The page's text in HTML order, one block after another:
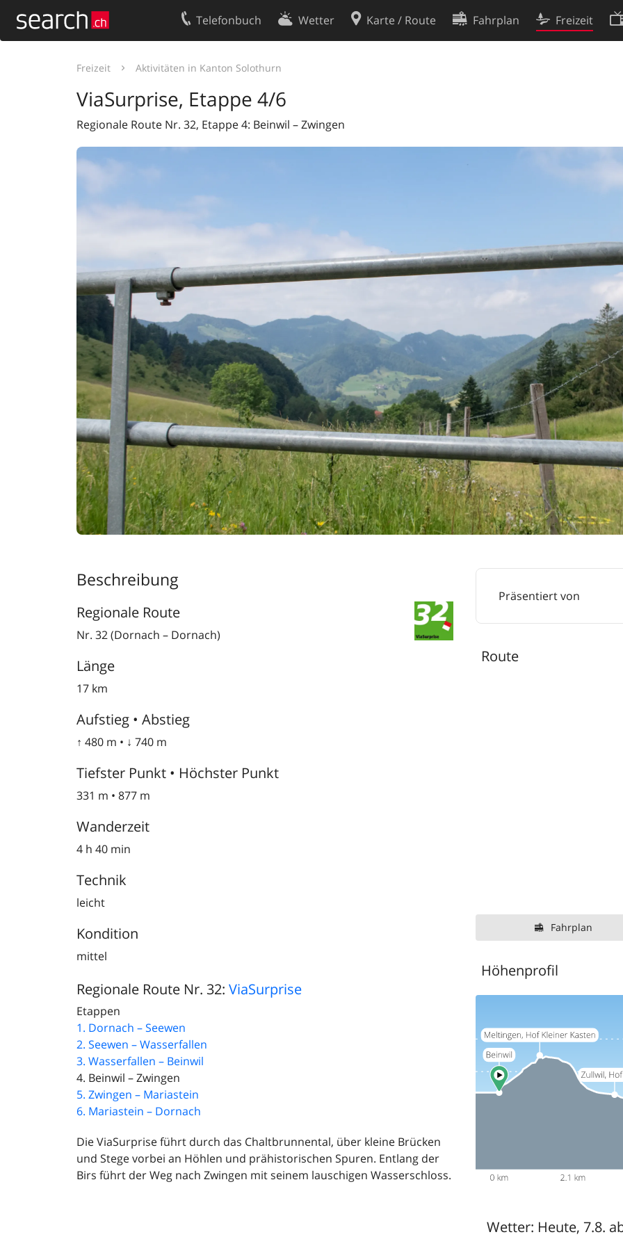
Telefonbuch Wetter Karte / Route Fahrplan Freizeit
Freizeit Aktivitäten in Kanton Solothurn
ViaSurprise, Etappe 4/6
Regionale Route Nr. 32, Etappe 4: Beinwil – Zwingen
Beschreibung
Regionale Route
Nr. 32 (Dornach – Dornach)
Länge
17 km
Aufstieg • Abstieg
↑ 480 m • ↓ 740 m
Tiefster Punkt • Höchster Punkt
331 m • 877 m
Wanderzeit
4 h 40 min
Technik
leicht
Kondition
mittel
Regionale Route Nr. 32: ViaSurprise
Etappen
1. Dornach – Seewen
2. Seewen – Wasserfallen
3. Wasserfallen – Beinwil
4. Beinwil – Zwingen
5. Zwingen – Mariastein
6. Mariastein – Dornach
Die ViaSurprise führt durch das Chaltbrunnental, über kleine Brücken
und Stege vorbei an Höhlen und prähistorischen Spuren. Entlang der
Birs führt der Weg nach Zwingen mit seinem lauschigen Wasserschloss.
Präsentiert von
Route
Fahrplan
Höhenprofil
Wetter: Heute, 7.8.
Kontakt
Datenschutzerklärung